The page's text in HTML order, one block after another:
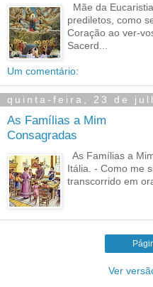
Mãe da
prediletos, como
Coração ao ver-
Sacerd...
Um comentário:
quinta-feira, 23 de
As Famílias a Mim
Consagradas
As Famílias a
Itália. - Como me
transcorrido em
Ver